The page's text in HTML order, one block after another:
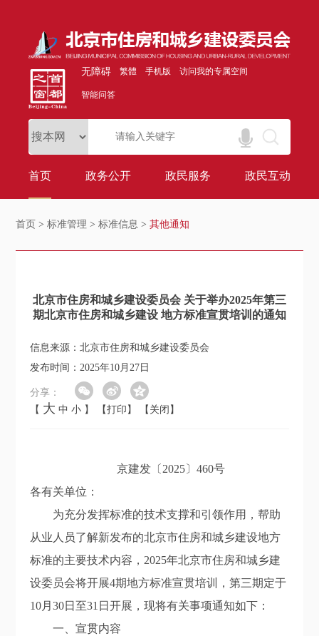
无障碍 繁體 手机版 访问我的专属空间
智能问答
首页 政务公开 政民服务 政民互动
首页 >标准管理 >标准信息 >其他通知
北京市住房和城乡建设委员会 关于举办2025年第三
期北京市住房和城乡建设 地方标准宣贯培训的通知
信息来源：北京市住房和城乡建设委员会
发布时间：2025年10月27日
分享：
【 大 中 小 】 【打印】 【关闭】
京建发〔2025〕460号
各有关单位：
为充分发挥标准的技术支撑和引领作用，帮助
从业人员了解新发布的北京市住房和城乡建设地方
标准的主要技术内容，2025年北京市住房和城乡建
设委员会将开展4期地方标准宣贯培训，第三期定于
10月30日至31日开展，现将有关事项通知如下：
一、宣贯内容